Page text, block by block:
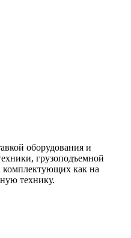
оборудования и
грузоподъемной
комплектующих как на
технику.